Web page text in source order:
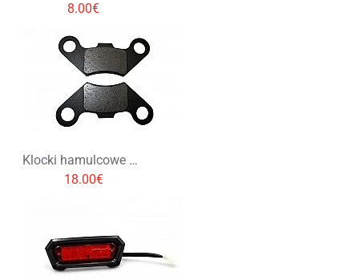
8.00€
Klocki hamulcowe RL-8010
18.00€